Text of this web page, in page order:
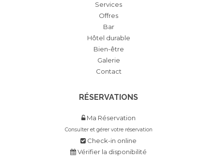
Services
Offres
Bar
Hôtel durable
Bien-être
Galerie
Contact
RÉSERVATIONS
Ma Réservation
Consulter et gérer votre réservation
Check-in online
Vérifier la disponibilité